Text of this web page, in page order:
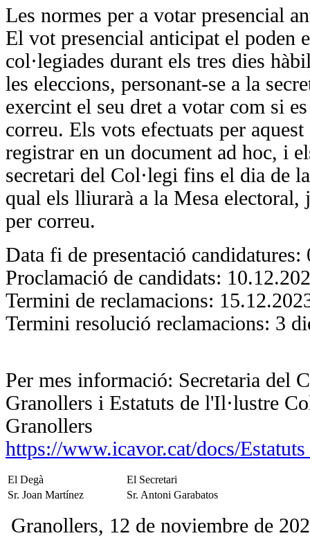
Les normes per a votar presencial
El vot presencial anticipat el poden
col·legiades durant els tres dies
les eleccions, personant-se a la
exercint el seu dret a votar com si
correu. Els vots efectuats per aquest
registrar en un document ad hoc, i
secretari del Col·legi fins el dia de
qual els lliurarà a la Mesa electoral,
per correu.
Data fi de presentació candidatures:
Proclamació de candidats:
Termini de reclamacions:
Termini resolució reclamacions: 3
Per mes informació: Secretaria del
Granollers i Estatuts de l'Il·lustre
Granollers
https://www.icavor.cat/docs/
El Degà
El Secretari
Sr. Joan Martínez
Sr. Antoni Garabatos
Granollers, 12 de noviembre de